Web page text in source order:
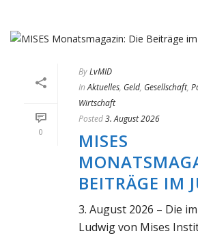
0
ByLvMID
In Aktuelles, Geld, Gesellschaft,
Wirtschaft
Posted3. August 2026
MISES
BEITRÄGE IM
3. August 2026 – Die
Ludwig von Mises